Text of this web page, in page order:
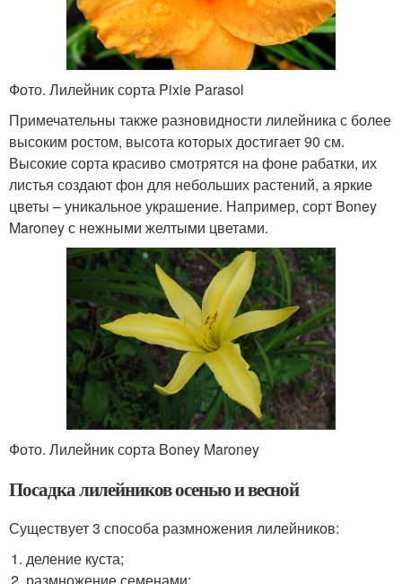
Фото. Лилейник сорта Pixie Parasol
Примечательны также разновидности лилейника с более
высоким ростом, высота которых достигает 90 см.
Высокие сорта красиво смотрятся на фоне рабатки, их
листья создают фон для небольших растений, а яркие
цветы – уникальное украшение. Например, сорт Boney
Maroney с нежными желтыми цветами.
Фото. Лилейник сорта Boney Maroney
Посадка лилейников осенью и весной
Существует 3 способа размножения лилейников:
деление куста;